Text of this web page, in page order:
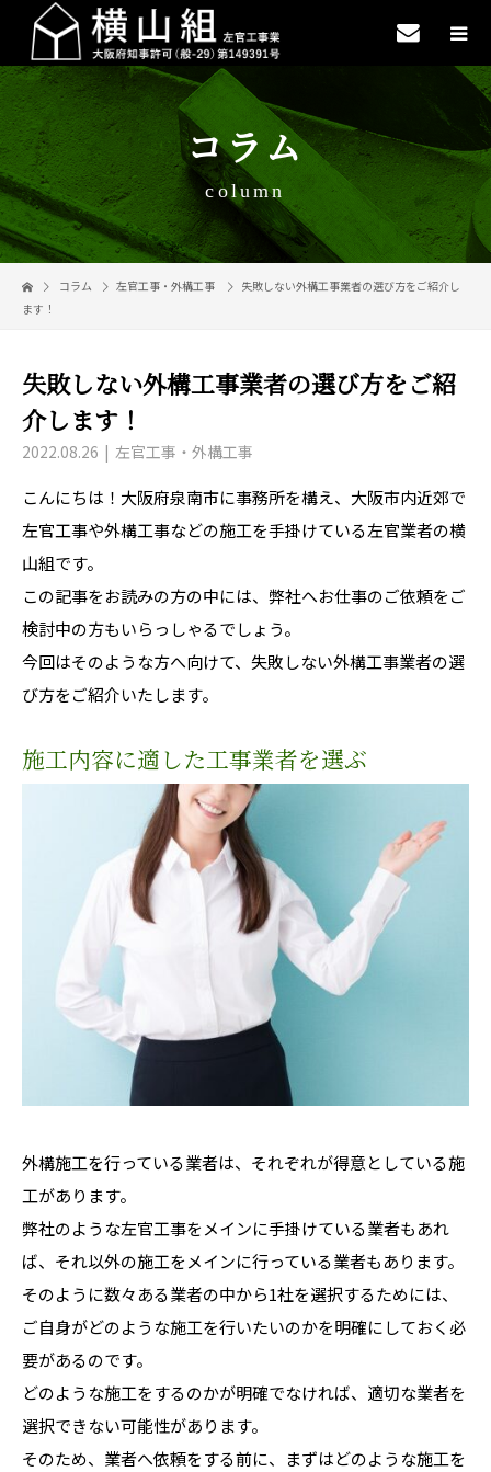
コラム
column
コラム 左官工事・外構工事
失敗しない外構工事業者の選び方をご紹介し
ます！
失敗しない外構工事業者の選び方をご紹
介します！
2022.08.26 左官工事・外構工事
こんにちは！大阪府泉南市に事務所を構え、大阪市内近郊で
左官工事や外構工事などの施工を手掛けている左官業者の横
山組です。
この記事をお読みの方の中には、弊社へお仕事のご依頼をご
検討中の方もいらっしゃるでしょう。
今回はそのような方へ向けて、失敗しない外構工事業者の選
び方をご紹介いたします。
施工内容に適した工事業者を選ぶ
外構施工を行っている業者は、それぞれが得意としている施
工があります。
弊社のような左官工事をメインに手掛けている業者もあれ
ば、それ以外の施工をメインに行っている業者もあります。
そのように数々ある業者の中から1社を選択するためには、
ご自身がどのような施工を行いたいのかを明確にしておく必
要があるのです。
どのような施工をするのかが明確でなければ、適切な業者を
選択できない可能性があります。
そのため、業者へ依頼をする前に、まずはどのような施工を